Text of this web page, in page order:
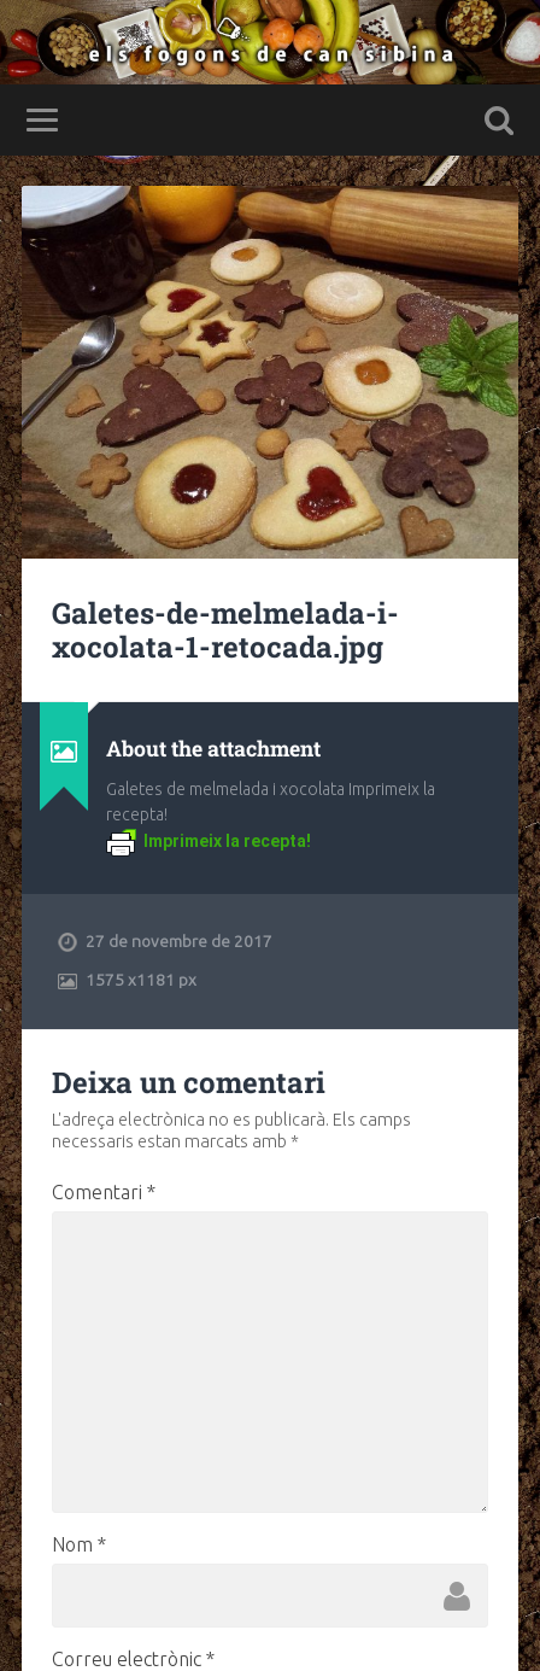
Galetes-de-melmelada-i-
xocolata-1-retocada.jpg
About the attachment
Galetes de melmelada i xocolata Imprimeix la
recepta!
Imprimeix la recepta!
27 de novembre de 2017
1575x1181 px
Deixa un comentari
L'adreça electrònica no es publicarà. Els camps
necessaris estan marcats amb *
Comentari *
Nom *
Correu electrònic *